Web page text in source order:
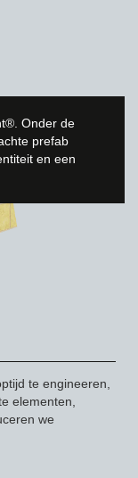
Onder de
prefab
en een
te engineeren,
elementen,
we